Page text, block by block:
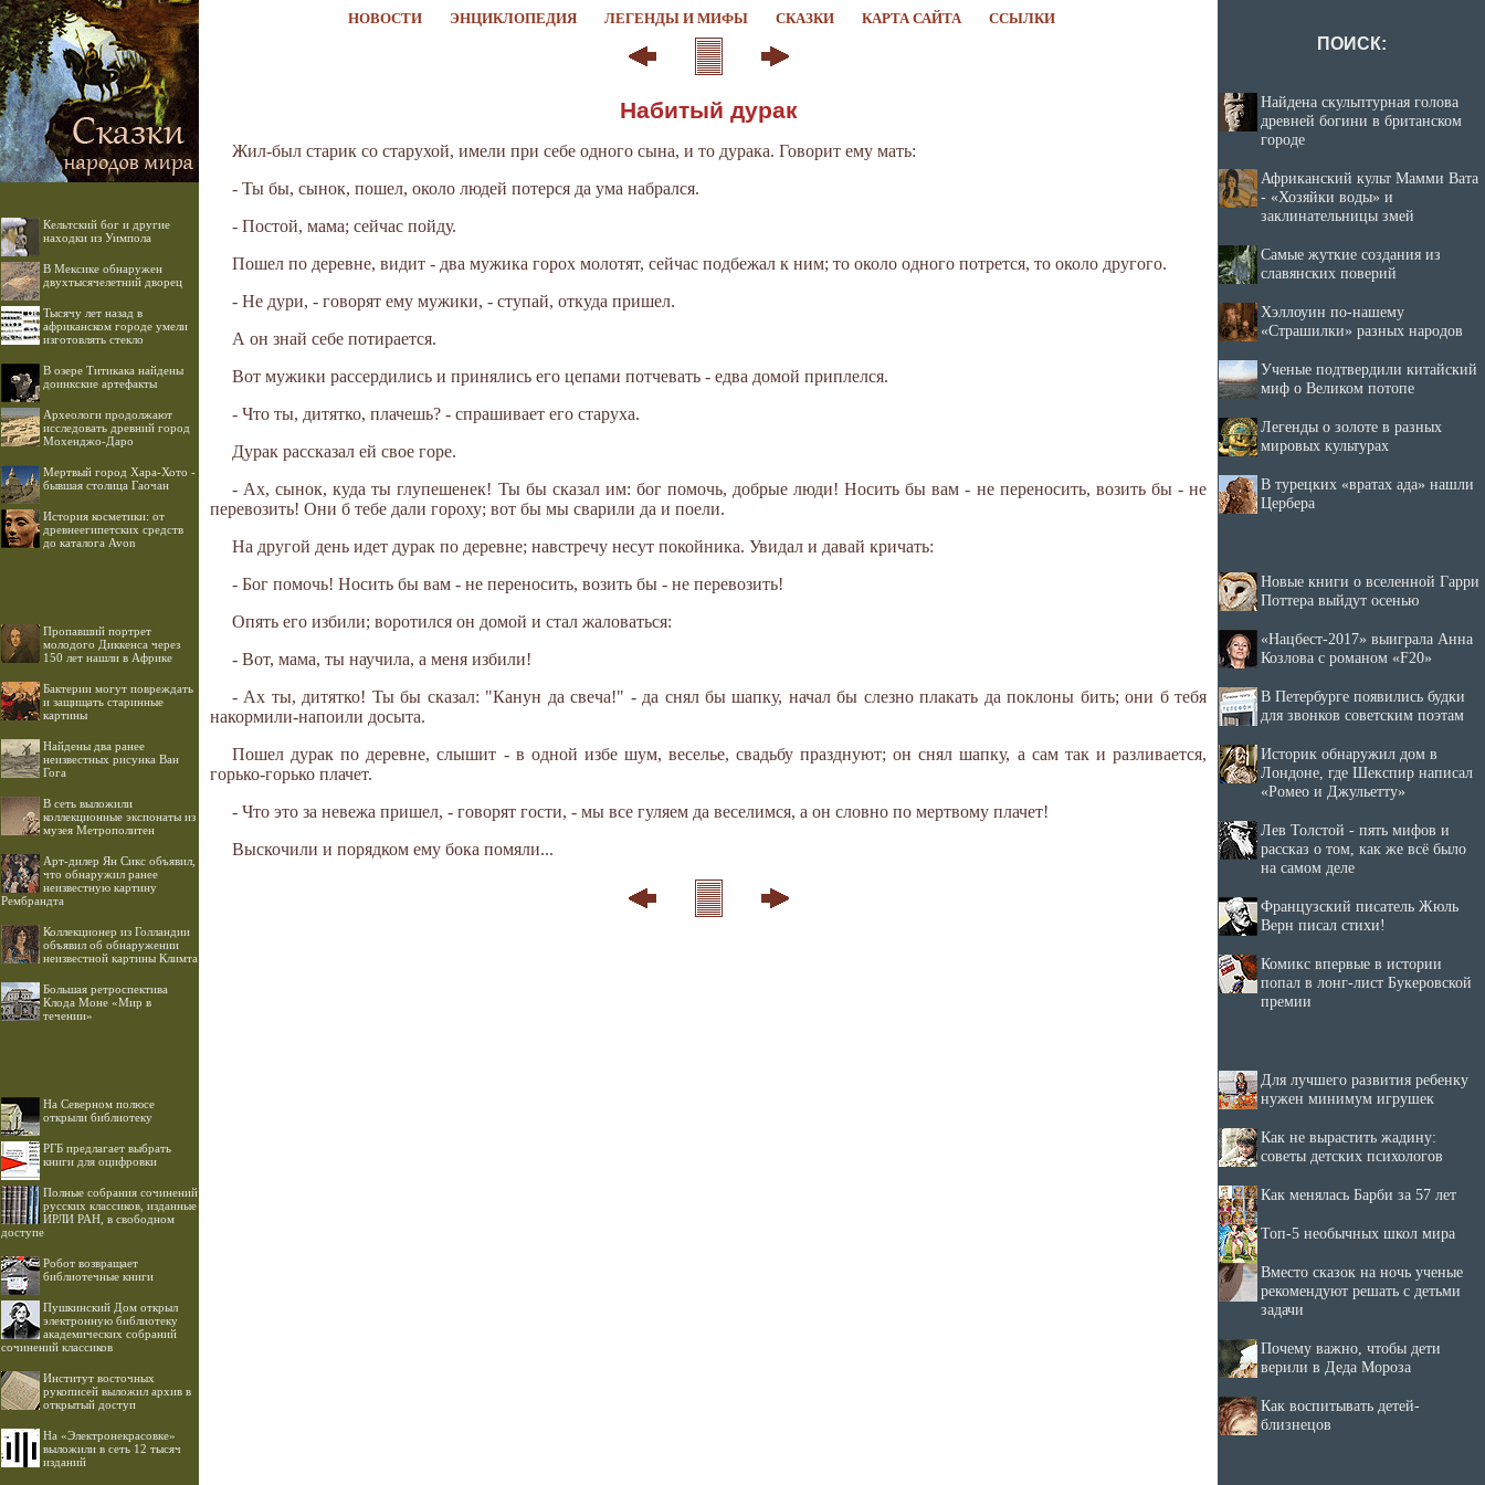
НОВОСТИ ЭНЦИКЛОПЕДИЯ ЛЕГЕНДЫ И МИФЫ СКАЗКИ КАРТА САЙТА ССЫЛКИ
Кельтский бог и другие
находки из Уимпола
В Мексике обнаружен
двухтысячелетний дворец
Тысячу лет назад в
африканском городе умели
изготовлять стекло
В озере Титикака найдены
доинкские артефакты
Археологи продолжают
исследовать древний город
Мохенджо-Даро
Мертвый город Хара-Хото -
бывшая столица Гаочан
История косметики: от
древнеегипетских средств
до каталога Avon
Пропавший портрет
молодого Диккенса через
150 лет нашли в Африке
Бактерии могут повреждать
и защищать старинные
картины
Найдены два ранее
неизвестных рисунка Ван
Гога
В сеть выложили
коллекционные экспонаты из
музея Метрополитен
Арт-дилер Ян Сикс объявил,
что обнаружил ранее
неизвестную картину
Рембрандта
Коллекционер из Голландии
объявил об обнаружении
неизвестной картины Климта
Большая ретроспектива
Клода Моне «Мир в
течении»
На Северном полюсе
открыли библиотеку
РГБ предлагает выбрать
книги для оцифровки
Полные собрания сочинений
русских классиков, изданные
ИРЛИ РАН, в свободном
доступе
Робот возвращает
библиотечные книги
Пушкинский Дом открыл
электронную библиотеку
академических собраний
сочинений классиков
Институт восточных
рукописей выложил архив в
открытый доступ
На «Электронекрасовке»
выложили в сеть 12 тысяч
изданий
Набитый дурак
Жил-был старик со старухой, имели при себе одного сына, и то дурака. Говорит ему мать:
- Ты бы, сынок, пошел, около людей потерся да ума набрался.
- Постой, мама; сейчас пойду.
Пошел по деревне, видит - два мужика горох молотят, сейчас подбежал к ним; то около одного потрется, то около другого.
- Не дури, - говорят ему мужики, - ступай, откуда пришел.
А он знай себе потирается.
Вот мужики рассердились и принялись его цепами потчевать - едва домой приплелся.
- Что ты, дитятко, плачешь? - спрашивает его старуха.
Дурак рассказал ей свое горе.
- Ах, сынок, куда ты глупешенек! Ты бы сказал им: бог помочь, добрые люди! Носить бы вам - не переносить, возить бы - не
перевозить! Они б тебе дали гороху; вот бы мы сварили да и поели.
На другой день идет дурак по деревне; навстречу несут покойника. Увидал и давай кричать:
- Бог помочь! Носить бы вам - не переносить, возить бы - не перевозить!
Опять его избили; воротился он домой и стал жаловаться:
- Вот, мама, ты научила, а меня избили!
- Ах ты, дитятко! Ты бы сказал: "Канун да свеча!" - да снял бы шапку, начал бы слезно плакать да поклоны бить; они б тебя
накормили-напоили досыта.
Пошел дурак по деревне, слышит - в одной избе шум, веселье, свадьбу празднуют; он снял шапку, а сам так и разливается,
горько-горько плачет.
- Что это за невежа пришел, - говорят гости, - мы все гуляем да веселимся, а он словно по мертвому плачет!
Выскочили и порядком ему бока помяли...
ПОИСК:
Найдена скульптурная голова
древней богини в британском
городе
Африканский культ Мамми Вата
- «Хозяйки воды» и
заклинательницы змей
Самые жуткие создания из
славянских поверий
Хэллоуин по-нашему
«Страшилки» разных народов
Ученые подтвердили китайский
миф о Великом потопе
Легенды о золоте в разных
мировых культурах
В турецких «вратах ада» нашли
Цербера
Новые книги о вселенной Гарри
Поттера выйдут осенью
«Нацбест-2017» выиграла Анна
Козлова с романом «F20»
В Петербурге появились будки
для звонков советским поэтам
Историк обнаружил дом в
Лондоне, где Шекспир написал
«Ромео и Джульетту»
Лев Толстой - пять мифов и
рассказ о том, как же всё было
на самом деле
Французский писатель Жюль
Верн писал стихи!
Комикс впервые в истории
попал в лонг-лист Букеровской
премии
Для лучшего развития ребенку
нужен минимум игрушек
Как не вырастить жадину:
советы детских психологов
Как менялась Барби за 57 лет
Топ-5 необычных школ мира
Вместо сказок на ночь ученые
рекомендуют решать с детьми
задачи
Почему важно, чтобы дети
верили в Деда Мороза
Как воспитывать детей-
близнецов